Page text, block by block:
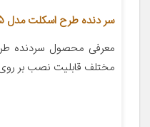
سر دنده طرح اسکلت مدل ES1005
معرفی محصول سردنده
مختلف قابلیت نصب بر